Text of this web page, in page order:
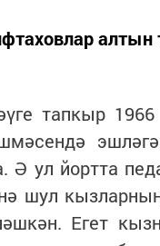
тапкыр
ул йортта
шул
Егет